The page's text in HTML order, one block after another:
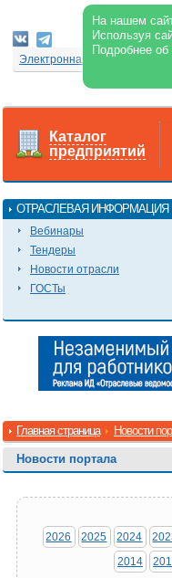
На нашем
Используя
Подробнее
Электронная версия
Каталог
предприятий
ОТРАСЛЕВАЯ ИНФОРМАЦИЯ
Вебинары
Тендеры
Новости отрасли
ГОСТы
Главная страница Новости
Новости портала
2026 2025 2024
2014